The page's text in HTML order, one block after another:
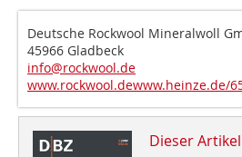
Deutsche Rockwool Mineralwoll
45966 Gladbeck
info@rockwool.de
www.rockwool.dewww.heinze.de/
Dieser